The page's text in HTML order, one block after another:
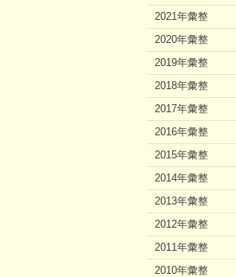
2021年彙整
2020年彙整
2019年彙整
2018年彙整
2017年彙整
2016年彙整
2015年彙整
2014年彙整
2013年彙整
2012年彙整
2011年彙整
2010年彙整